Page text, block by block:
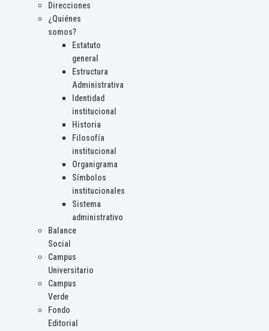
Direcciones
¿Quiénes
somos?
Estatuto
general
Estructura
Administrativa
Identidad
institucional
Historia
Filosofía
institucional
Organigrama
Símbolos
institucionales
Sistema
administrativo
Balance
Social
Campus
Universitario
Campus
Verde
Fondo
Editorial